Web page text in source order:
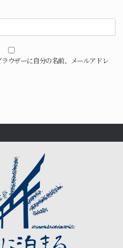
ウザーに自分の名前、メールアドレ